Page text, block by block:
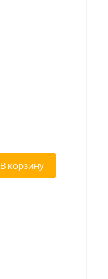
В корзину